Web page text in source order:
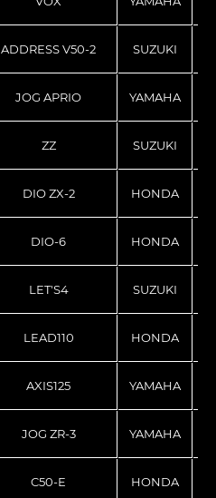
ADDRESS V50-2 SUZUKI
JOG APRIO YAMAHA
ZZ SUZUKI
DIO ZX-2 HONDA
DIO-6 HONDA
LET'S4 SUZUKI
LEAD110 HONDA
AXIS125 YAMAHA
JOG ZR-3 YAMAHA
C50-E HONDA